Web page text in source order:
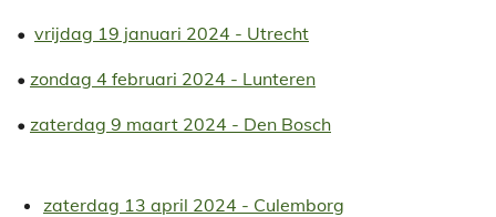
• vrijdag 19 januari 2024 - Utrecht
• zondag 4 februari 2024 - Lunteren
• zaterdag 9 maart 2024 - Den Bosch
zaterdag 13 april 2024 - Culemborg